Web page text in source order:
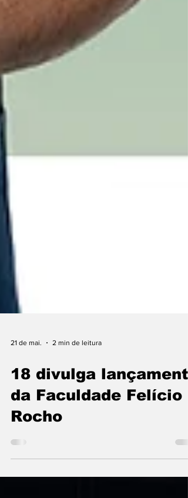
21 de mai. 2 min de leitura
18 divulga
da Faculdade Felício
Rocho